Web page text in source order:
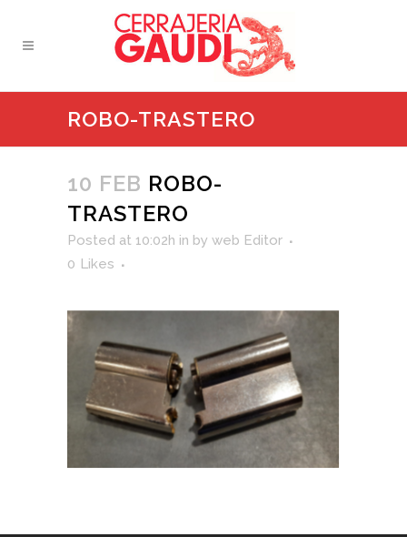
ROBO-TRASTERO
10 FEB ROBO-
TRASTERO
Posted at 10:02h in by web Editor
0 Likes